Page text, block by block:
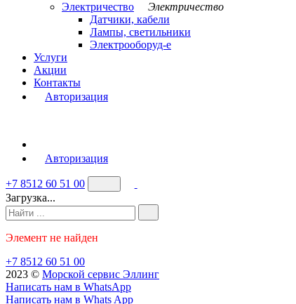
Электричество
Электричество
Датчики, кабели
Лампы, светильники
Электрооборуд-е
Услуги
Акции
Контакты
Авторизация
Авторизация
+7 8512 60 51 00
Загрузка...
Элемент не найден
+7 8512 60 51 00
2023 ©️ Морской сервис Эллинг
Написать нам в WhatsApp
Написать нам в Whats App